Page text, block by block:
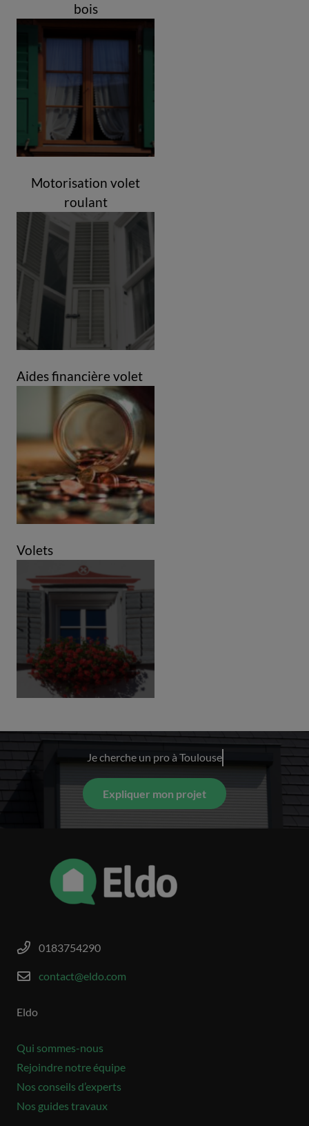
bois
Motorisation volet
roulant
Aides financière volet
Volets
Je cherche un pro à Toulouse
Expliquer mon projet
0183754290
contact@eldo.com
Eldo
Qui sommes-nous
Rejoindre notre équipe
Nos conseils d’experts
Nos guides travaux